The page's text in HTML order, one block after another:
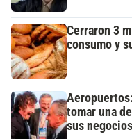
Cerraron 3
consumo y
tomar una
sus negocios